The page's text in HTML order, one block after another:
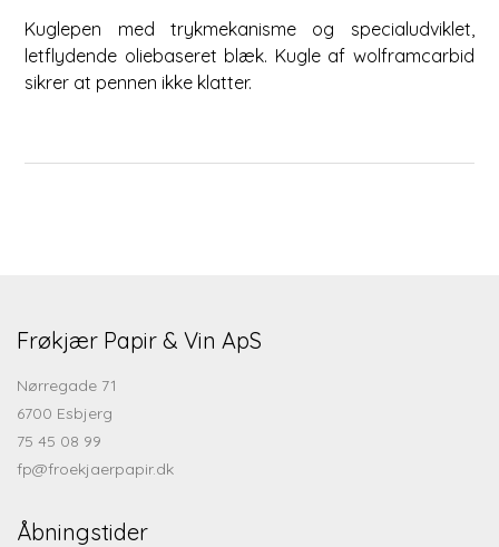
Kuglepen med trykmekanisme og specialudviklet,
letflydende oliebaseret blæk. Kugle af wolframcarbid
sikrer at pennen ikke klatter.
Frøkjær Papir & Vin ApS
Nørregade 71
6700 Esbjerg
75 45 08 99
fp@froekjaerpapir.dk
Åbningstider